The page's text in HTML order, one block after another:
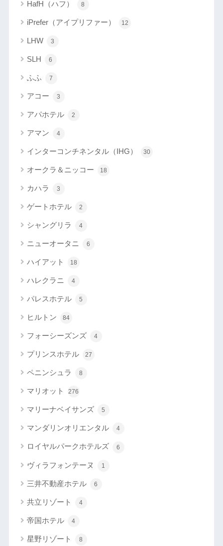
HafH（ハフ） 8
iPrefer（アイプリファー） 12
LHW 3
SLH 6
ふふ 7
アコー 3
アパホテル 2
アマン 4
インターコンチネンタル（IHG） 30
オークラ＆ニッコー 18
カハラ 3
ゲートホテル 2
シャングリラ 4
ニューオータニ 6
ハイアット 18
ハレクラニ 4
パレスホテル 5
ヒルトン 84
フォーシーズンズ 4
プリンスホテル 27
ペニンシュラ 8
マリオット 276
マリーナベイサンズ 5
マンダリンオリエンタル 4
ロイヤルパークホテルズ 6
ヴィラフォンテーヌ 1
三井不動産ホテル 6
共立リゾート 4
帝国ホテル 4
星野リゾート 8